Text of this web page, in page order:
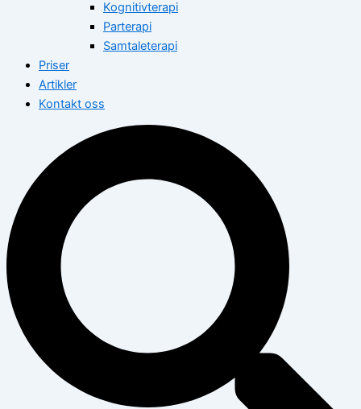
Kognitivterapi
Parterapi
Samtaleterapi
Priser
Artikler
Kontakt oss